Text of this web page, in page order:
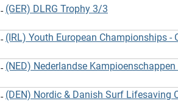
- (GER) DLRG Trophy 3/3
- (IRL) Youth European Championships -
- (NED) Nederlandse
- (DEN) Nordic & Danish Surf Lifesaving